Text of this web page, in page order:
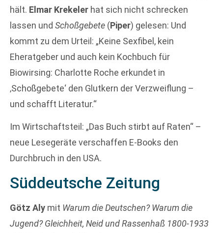
hält. Elmar Krekeler hat sich nicht schrecken
lassen und Schoßgebete (Piper) gelesen: Und
kommt zu dem Urteil: „Keine Sexfibel, kein
Eheratgeber und auch kein Kochbuch für
Biowirsing: Charlotte Roche erkundet in
‚Schoßgebete‘ den Glutkern der Verzweiflung –
und schafft Literatur.“
Im Wirtschaftsteil: „Das Buch stirbt auf Raten“ –
neue Lesegeräte verschaffen E-Books den
Durchbruch in den USA.
Süddeutsche Zeitung
Götz Aly mit Warum die Deutschen? Warum die
Jugend? Gleichheit, Neid und Rassenhaß 1800-1933